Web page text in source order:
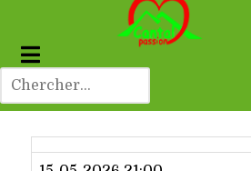
Dernier résultat